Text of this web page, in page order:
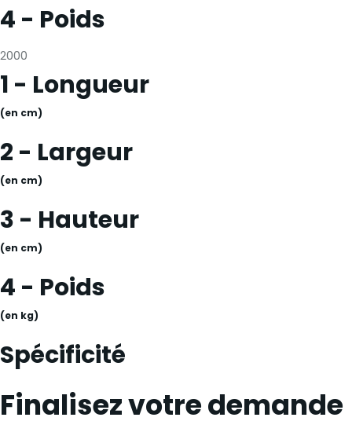
4 - Poids
2000
1 - Longueur
(en cm)
2 - Largeur
(en cm)
3 - Hauteur
(en cm)
4 - Poids
(en kg)
Spécificité
Finalisez votre demande